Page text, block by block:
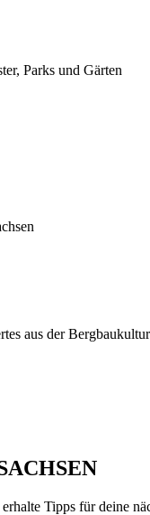
Parks und Gärten
aus der
Tipps für deine